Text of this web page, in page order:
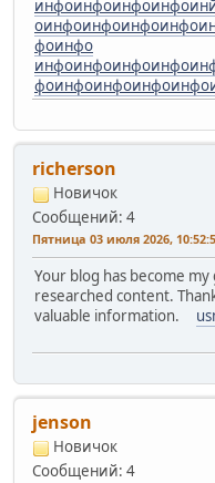
инфоинфоинфоинфо
оинфоинфоинфоинфо
фоинфо
инфоинфоинфоинфо
фоинфоинфоинфоинфо
richerson
Новичок
Сообщений: 4
Пятница 03 июля 2026,
Your blog has become
researched content.
valuable information.
jenson
Новичок
Сообщений: 4